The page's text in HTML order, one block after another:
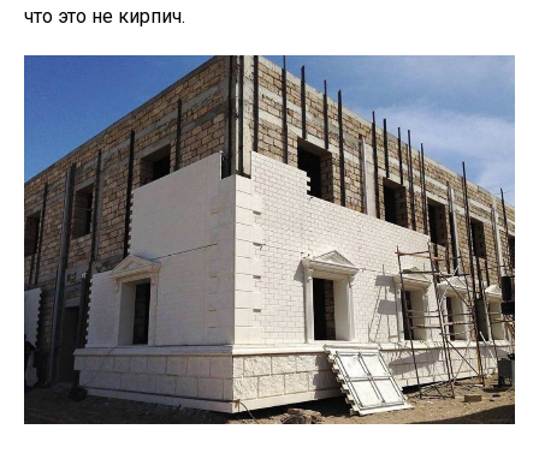
что это не кирпич.